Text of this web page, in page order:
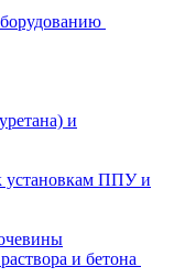
и
установкам ППУ и
и бетона